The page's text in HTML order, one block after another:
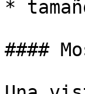
*
####